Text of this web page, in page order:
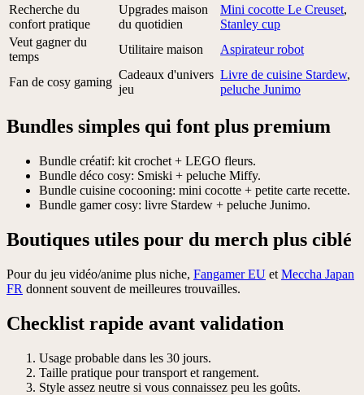
Recherche du
confort pratique
Upgrades maison
du quotidien
Mini cocotte Le Creuset,
Stanley cup
Veut gagner du
temps
Utilitaire maison Aspirateur robot
Fan de cosy gaming
Cadeaux d'univers
jeu
Livre de cuisine Stardew,
peluche Junimo
Bundles simples qui font plus premium
Bundle créatif: kit crochet + LEGO fleurs.
Bundle déco cosy: Smiski + peluche Miffy.
Bundle cuisine cocooning: mini cocotte + petite carte recette.
Bundle gamer cosy: livre Stardew + peluche Junimo.
Boutiques utiles pour du merch plus ciblé
Pour du jeu vidéo/anime plus niche, Fangamer EU et Meccha Japan
FR donnent souvent de meilleures trouvailles.
Checklist rapide avant validation
Usage probable dans les 30 jours.
Taille pratique pour transport et rangement.
Style assez neutre si vous connaissez peu les goûts.